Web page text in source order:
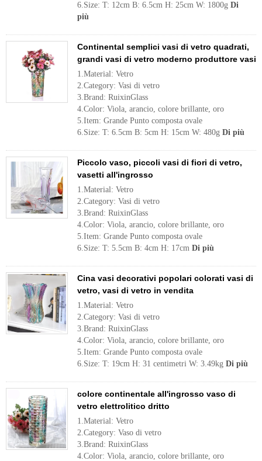
6.Size: T: 12cm B: 6.5cm H: 25cm W: 1800g Di
più
Continental semplici vasi di vetro quadrati,
grandi vasi di vetro moderno produttore vasi
1.Material: Vetro
2.Category: Vasi di vetro
3.Brand: RuixinGlass
4.Color: Viola, arancio, colore brillante, oro
5.Item: Grande Punto composta ovale
6.Size: T: 6.5cm B: 5cm H: 15cm W: 480g Di più
Piccolo vaso, piccoli vasi di fiori di vetro,
vasetti all'ingrosso
1.Material: Vetro
2.Category: Vasi di vetro
3.Brand: RuixinGlass
4.Color: Viola, arancio, colore brillante, oro
5.Item: Grande Punto composta ovale
6.Size: T: 5.5cm B: 4cm H: 17cm Di più
Cina vasi decorativi popolari colorati vasi di
vetro, vasi di vetro in vendita
1.Material: Vetro
2.Category: Vasi di vetro
3.Brand: RuixinGlass
4.Color: Viola, arancio, colore brillante, oro
5.Item: Grande Punto composta ovale
6.Size: T: 19cm H: 31 centimetri W: 3.49kg Di più
colore continentale all'ingrosso vaso di
vetro elettrolitico dritto
1.Material: Vetro
2.Category: Vaso di vetro
3.Brand: RuixinGlass
4.Color: Viola, arancio, colore brillante, oro